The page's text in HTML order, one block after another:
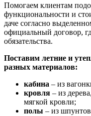
Помогаем клиентам
функциональности и
даче согласно
официальный договор,
обязательства.
Поставим летние и
разных материалов:
кабина – из
кровля – из
мягкой кровли;
полы – из